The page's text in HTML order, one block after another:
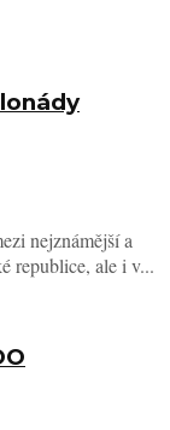
nejznámější a
republice, ale i v...